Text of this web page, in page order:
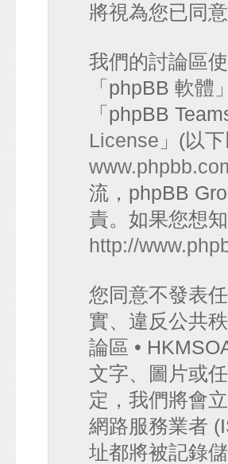
將視為您已同
我們的討論區
「phpBB 軟
「phpBB
License 」(以
流，phpBB
責。如果您想
http://
您同意不發表
實、違反公共
論區 •
文字、圖片或
定，我們將會
網路服務業者
址都將被記錄